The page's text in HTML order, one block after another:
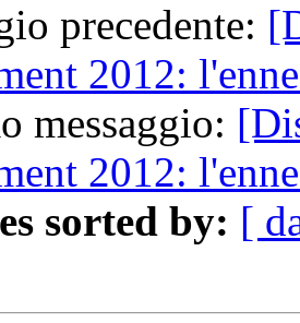
precedente:
2012:
messaggio:
2012:
sorted by: [